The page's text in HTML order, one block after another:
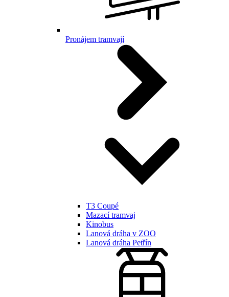
Pronájem tramvají
T3 Coupé
Mazací tramvaj
Kinobus
Lanová dráha v ZOO
Lanová dráha Petřín